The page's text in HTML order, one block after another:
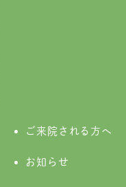
ご来院される方へ
お知らせ